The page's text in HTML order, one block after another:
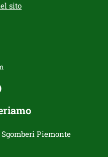
sito
Piemonte